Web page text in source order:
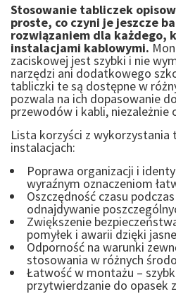
Stosowanie tabliczek
proste, co czyni je jeszcze
rozwiązaniem dla każdego,
instalacjami kablowymi.
zaciskowej jest szybki i nie
narzędzi ani dodatkowego
tabliczki te są dostępne w
pozwala na ich dopasowanie
przewodów i kabli, niezależnie
Lista korzyści z wykorzystania
instalacjach:
Poprawa organizacji i
wyraźnym oznaczeniom
Oszczędność czasu
odnajdywanie
Zwiększenie
pomyłek i awarii dzięki
Odporność na warunki
stosowania w różnych
Łatwość w montażu –
przytwierdzanie do opasek